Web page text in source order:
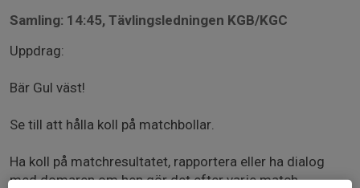
Samling: 14:45, Tävlingsledningen KGB/KGC
Uppdrag:
Bär Gul väst!
Se till att hålla koll på matchbollar.
Ha koll på matchresultatet, rapportera eller ha dialog
med domaren om hen gör det efter varje match.